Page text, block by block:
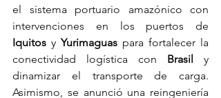
el sistema portuario amazónico con
Iquitos y Yurimaguas para fortalecer la
conectividad logística con Brasil y
dinamizar el transporte de carga.
Asimismo, se anunció una reingeniería